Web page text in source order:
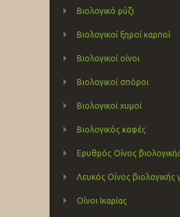
Βιολογικό ρύζι
Βιολογικοί ξηροί καρποί
Βιολογικοί οίνοι
Βιολογικοί σπόροι
Βιολογικοί χυμοί
Βιολογικός καφές
Ερυθρός Οίνος
Λευκός Οίνος βιολογικής
Οίνοι Ικαρίας